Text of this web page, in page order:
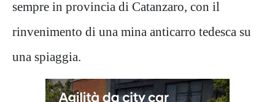
sempre in provincia di Catanzaro, con il
rinvenimento di una mina anticarro tedesca su
una spiaggia.